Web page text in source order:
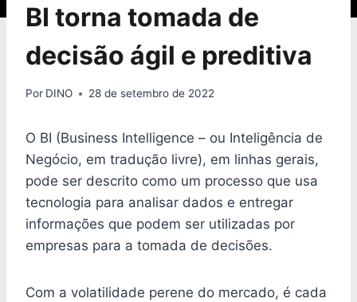
BI torna tomada de
decisão ágil e preditiva
Por DINO 28 de setembro de 2022
O BI (Business Intelligence – ou Inteligência de
Negócio, em tradução livre), em linhas gerais,
pode ser descrito como um processo que usa
tecnologia para analisar dados e entregar
informações que podem ser utilizadas por
empresas para a tomada de decisões.
Com a volatilidade perene do mercado, é cada